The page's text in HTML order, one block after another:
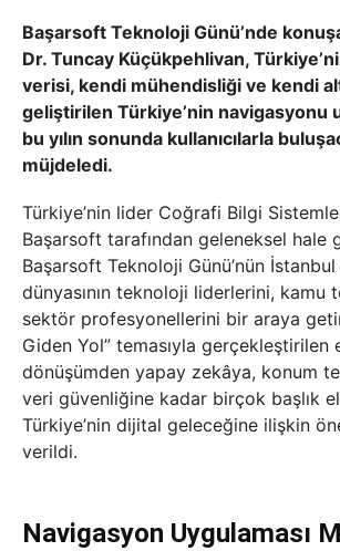
Başarsoft Teknoloji Günü’nde
Dr. Tuncay Küçükpehlivan,
verisi, kendi mühendisliği ve kendi
geliştirilen Türkiye’nin navigasyonu
bu yılın sonunda kullanıcılarla
müjdeledi.
Türkiye’nin lider Coğrafi Bilgi
Başarsoft tarafından geleneksel hale
Başarsoft Teknoloji Günü’nün İstanbul
dünyasının teknoloji liderlerini, kamu
sektör profesyonellerini bir araya
Giden Yol” temasıyla
dönüşümden yapay zekâya, konum
veri güvenliğine kadar birçok başlık
Türkiye’nin dijital geleceğine ilişkin
verildi.
Navigasyon Uygulaması